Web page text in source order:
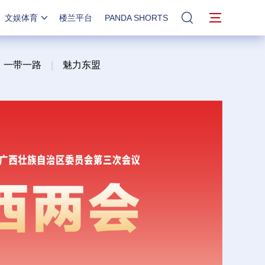
文娱体育 楼兰平台 PANDA SHORTS 站内搜索
一带一路 魅力东盟